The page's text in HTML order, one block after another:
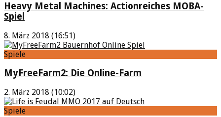
Heavy Metal Machines: Actionreiches MOBA-
Spiel
8. März 2018 (16:51)
Spiele
MyFreeFarm2: Die Online-Farm
2. März 2018 (10:02)
Spiele